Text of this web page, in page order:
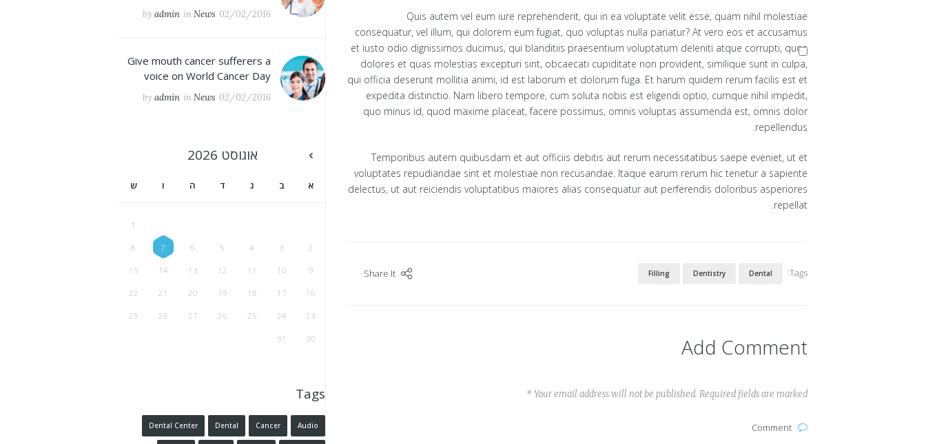
Quis autem vel eum iure reprehenderit, qui in ea voluptate velit esse, quam nihil molestiae
consequatur, vel illum, qui dolorem eum fugiat, quo voluptas nulla pariatur? At vero eos et accusamus
et iusto odio dignissimos ducimus, qui blanditiis praesentium voluptatum deleniti atque corrupti, quos
dolores et quas molestias excepturi sint, obcaecati cupiditate non provident, similique sunt in culpa,
qui officia deserunt mollitia animi, id est laborum et dolorum fuga. Et harum quidem rerum facilis est et
expedita distinctio. Nam libero tempore, cum soluta nobis est eligendi optio, cumque nihil impedit,
quo minus id, quod maxime placeat, facere possimus, omnis voluptas assumenda est, omnis dolor
repellendus.
Temporibus autem quibusdam et aut officiis debitis aut rerum necessitatibus saepe eveniet, ut et
voluptates repudiandae sint et molestiae non recusandae. Itaque earum rerum hic tenetur a sapiente
delectus, ut aut reiciendis voluptatibus maiores alias consequatur aut perferendis doloribus asperiores
repellat.
Tags:
Dental
Dentistry
Filling
Share It
Add Comment
Your email address will not be published. Required fields are marked *
02/02/2016
by admin inNews
Give mouth cancer sufferers a
voice on World Cancer Day
02/02/2016
by admin inNews
אוגוסט 2026
א ב ג ד ה ו ש
1
2
3
4
5
6
7
8
9
10
11
12
13
14
15
16
17
18
19
20
21
22
23
24
25
26
27
28
29
30
31
Tags
Audio
Cancer
Dental
Dental Center